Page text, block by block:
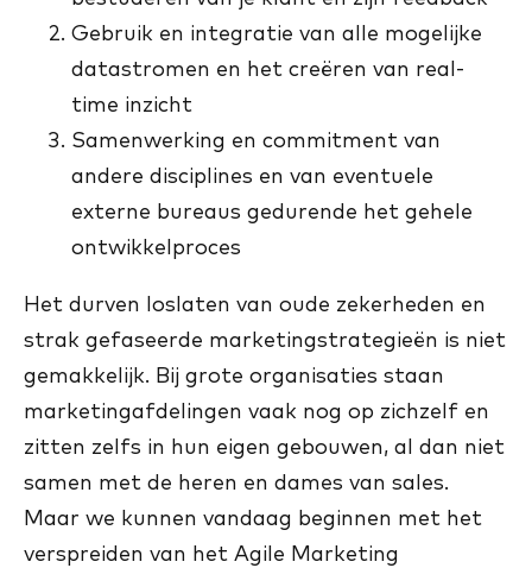
Gebruik en integratie van alle mogelijke
datastromen en het creëren van real-
time inzicht
Samenwerking en commitment van
andere disciplines en van eventuele
externe bureaus gedurende het gehele
ontwikkelproces
Het durven loslaten van oude zekerheden en
strak gefaseerde marketingstrategieën is niet
gemakkelijk. Bij grote organisaties staan
marketingafdelingen vaak nog op zichzelf en
zitten zelfs in hun eigen gebouwen, al dan niet
samen met de heren en dames van sales.
Maar we kunnen vandaag beginnen met het
verspreiden van het Agile Marketing